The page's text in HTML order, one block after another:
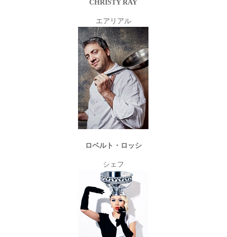
CHRISTY RAY
エアリアル
ロベルト・ロッシ
シェフ